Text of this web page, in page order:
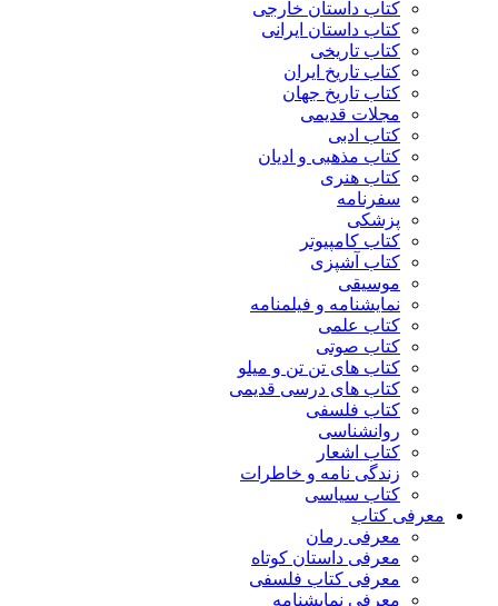
کتاب داستان خارجی
کتاب داستان ایرانی
کتاب تاریخی
کتاب تاریخ ایران
کتاب تاریخ جهان
مجلات قدیمی
کتاب ادبی
کتاب مذهبی و ادیان
کتاب هنری
سفرنامه
پزشکی
کتاب کامپیوتر
کتاب آشپزی
موسیقی
نمایشنامه و فیلمنامه
کتاب علمی
کتاب صوتی
کتاب های تن تن و میلو
کتاب های درسی قدیمی
کتاب فلسفی
روانشناسی
کتاب اشعار
زندگی نامه و خاطرات
کتاب سیاسی
معرفی کتاب
معرفی رمان
معرفی داستان کوتاه
معرفی کتاب فلسفی
معرفی نمایشنامه